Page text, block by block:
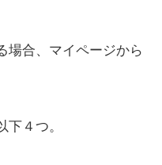
場合、マイページから
４つ。